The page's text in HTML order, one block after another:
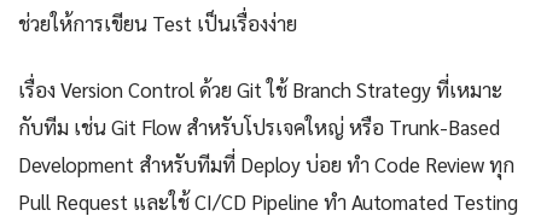
ช่วยให้การเขียน Test เป็นเรื่องง่าย
เรื่อง Version Control ด้วย Git ใช้ Branch Strategy ที่เหมาะ
กับทีม เช่น Git Flow สำหรับโปรเจคใหญ่ หรือ Trunk-Based
Development สำหรับทีมที่ Deploy บ่อย ทำ Code Review ทุก
Pull Request และใช้ CI/CD Pipeline ทำ Automated Testing